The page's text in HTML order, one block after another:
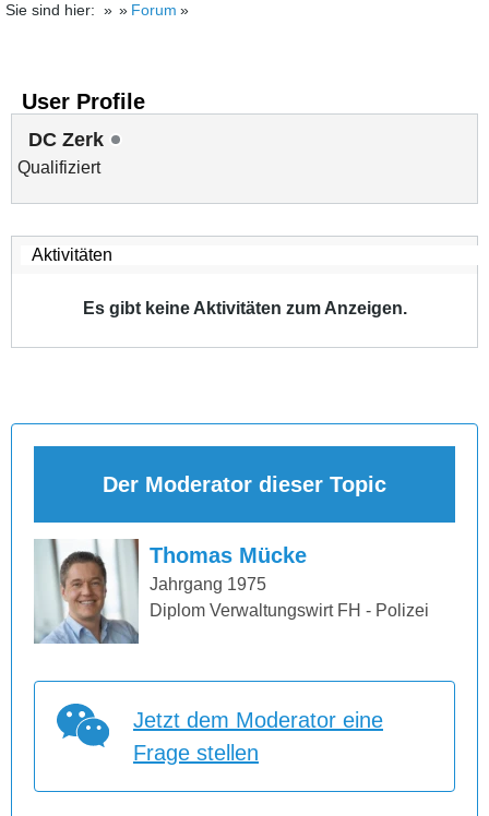
Sie sind hier: Forum
User Profile
DC Zerk
Qualifiziert
Es gibt keine Aktivitäten zum Anzeigen.
Der Moderator dieser Topic
Thomas Mücke
Jahrgang 1975
Diplom Verwaltungswirt FH - Polizei
Jetzt dem Moderator eine
Frage stellen